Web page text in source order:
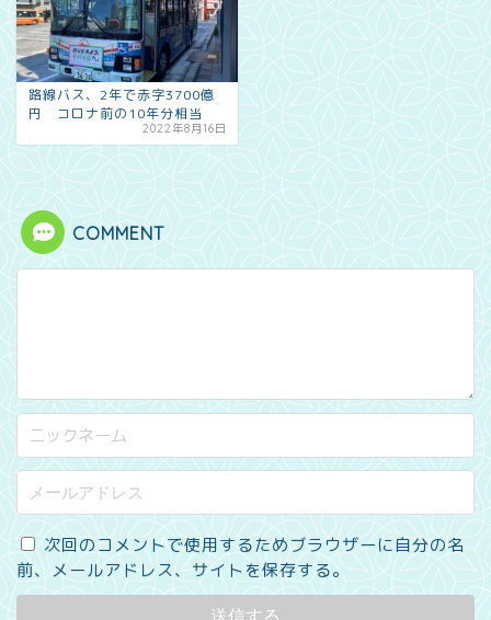
路線バス、2年で赤字3700億
円 コロナ前の10年分相当
2022年8月16日
COMMENT
次回のコメントで使用するためブラウザーに自分の名
前、メールアドレス、サイトを保存する。